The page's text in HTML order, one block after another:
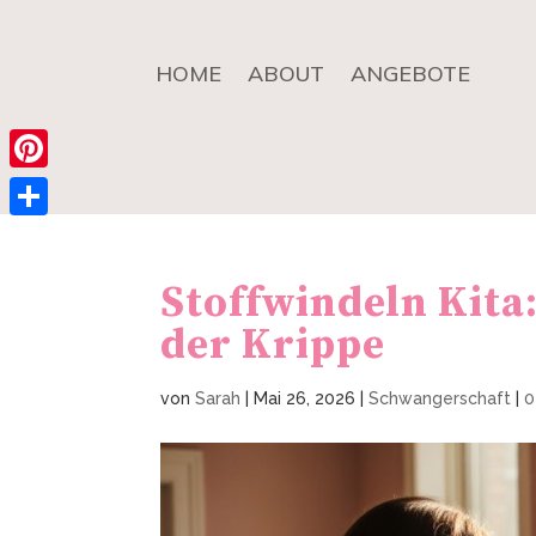
HOME ABOUT ANGEBOTE
Stoffwindeln
der Krippe
vonSarah |Mai 26, 2026 |Schwangerschaft |
Pinterest